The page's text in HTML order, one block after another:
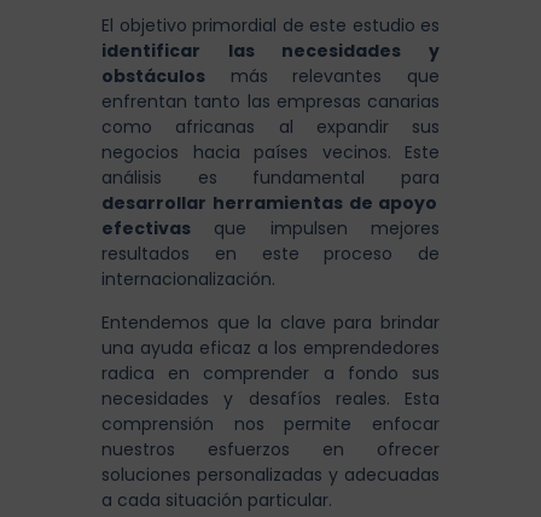
El objetivo primordial de este estudio es
identificar las necesidades y
obstáculos más relevantes que
enfrentan tanto las empresas canarias
como africanas al expandir sus
negocios hacia países vecinos. Este
análisis es fundamental para
desarrollar herramientas de apoyo
efectivas que impulsen mejores
resultados en este proceso de
internacionalización.
Entendemos que la clave para brindar
una ayuda eficaz a los emprendedores
radica en comprender a fondo sus
necesidades y desafíos reales. Esta
comprensión nos permite enfocar
nuestros esfuerzos en ofrecer
soluciones personalizadas y adecuadas
a cada situación particular.